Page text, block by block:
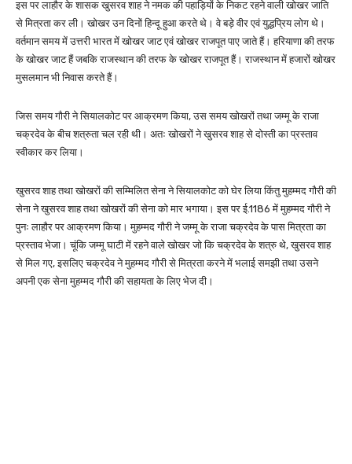
इस पर लाहौर के शासक खुसरव शाह ने नमक की पहाड़ियों के निकट रहने वाली खोखर जाति
से मित्रता कर ली। खोखर उन दिनों हिन्दू हुआ करते थे। वे बड़े वीर एवं युद्धप्रिय लोग थे।
वर्तमान समय में उत्तरी भारत में खोखर जाट एवं खोखर राजपूत पाए जाते हैं। हरियाणा की तरफ
के खोखर जाट हैं जबकि राजस्थान की तरफ के खोखर राजपूत हैं। राजस्थान में हजारों खोखर
मुसलमान भी निवास करते हैं।
जिस समय गौरी ने सियालकोट पर आक्रमण किया, उस समय खोखरों तथा जम्मू के राजा
चक्रदेव के बीच शत्रुता चल रही थी। अतः खोखरों ने खुसरव शाह से दोस्ती का प्रस्ताव
स्वीकार कर लिया।
खुसरव शाह तथा खोखरों की सम्मिलित सेना ने सियालकोट को घेर लिया किंतु मुहम्मद गौरी की
सेना ने खुसरव शाह तथा खोखरों की सेना को मार भगाया। इस पर ई.1186 में मुहम्मद गौरी ने
पुनः लाहौर पर आक्रमण किया। मुहम्मद गौरी ने जम्मू के राजा चक्रदेव के पास मित्रता का
प्रस्ताव भेजा। चूंकि जम्मू घाटी में रहने वाले खोखर जो कि चक्रदेव के शत्रु थे, खुसरव शाह
से मिल गए, इसलिए चक्रदेव ने मुहम्मद गौरी से मित्रता करने में भलाई समझी तथा उसने
अपनी एक सेना मुहम्मद गौरी की सहायता के लिए भेज दी।